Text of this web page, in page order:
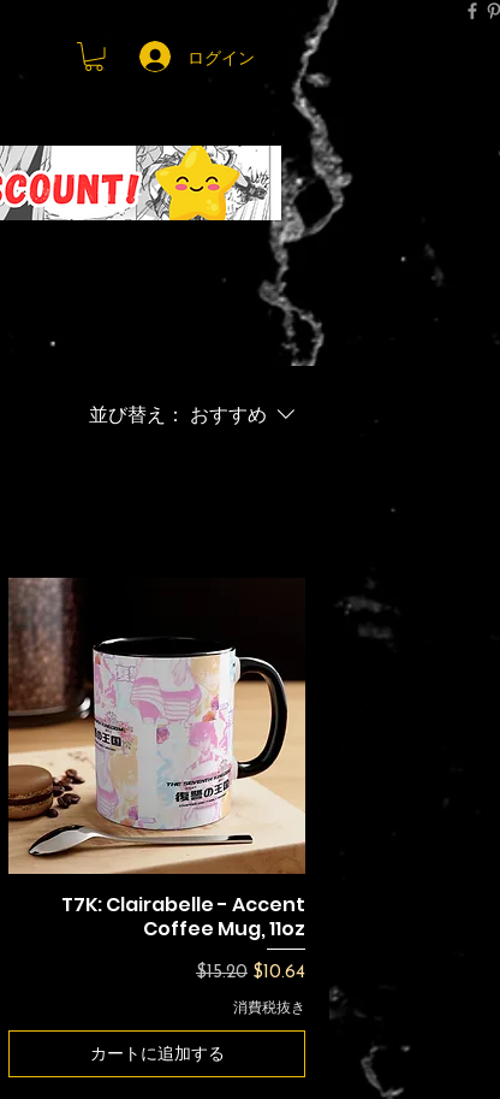
ログイン
並び替え： おすすめ
T7K: Clairabelle - Accent
Coffee Mug, 11oz
通常価格
$15.20 セール価格
$10.64
消費税抜き
カートに追加する